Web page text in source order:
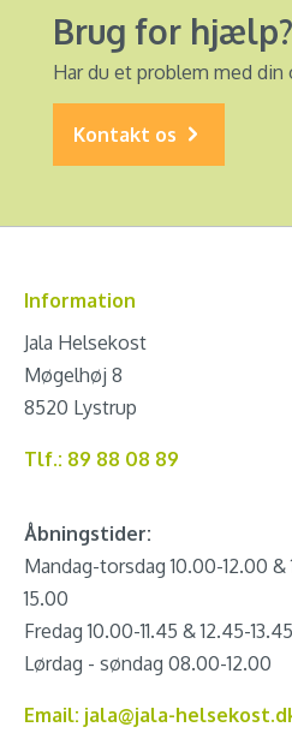
Brug for hjælp?
Har du et problem med
Kontakt os
Information
Jala Helsekost
Møgelhøj 8
8520 Lystrup
Tlf.: 89 88 08 89
Åbningstider:
Mandag-torsdag 10.00-12.00 &
15.00
Fredag 10.00-11.45 & 12.45-13.45
Lørdag - søndag 08.00-12.00
Email: jala@jala-